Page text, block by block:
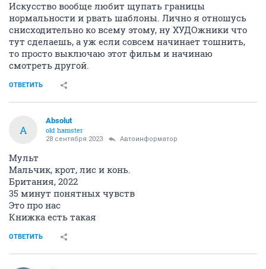
Искусство вообще любит щупать границы
нормальности и рвать шаблоны. Лично я отношусь
снисходительно ко всему этому, ну ХУДОжники что
тут сделаешь, а уж если совсем начинает тошнить,
то просто выключаю этот фильм и начинаю
смотреть другой.
ОТВЕТИТЬ
A
Absolut
old hamster
28 сентября 2023 Автоинформатор
Мульт
Мальчик, крот, лис и конь.
Британия, 2022
35 минут понятных чувств
Это про нас
Книжка есть такая
ОТВЕТИТЬ